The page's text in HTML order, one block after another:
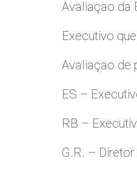
Avaliaçao da
Executivo
Avaliaçao de
ES –
RB –
G.R. –